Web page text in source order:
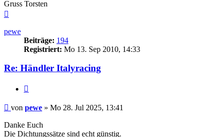
Gruss Torsten
pewe
Beiträge: 194
Registriert: Mo 13. Sep 2010, 14:33
Re: Händler Italyracing
Beitrag
von pewe » Mo 28. Jul 2025, 13:41
Danke Euch
Die Dichtungssätze sind echt günstig.